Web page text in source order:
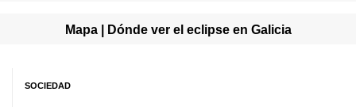
Mapa | Dónde ver el eclipse en Galicia
SOCIEDAD